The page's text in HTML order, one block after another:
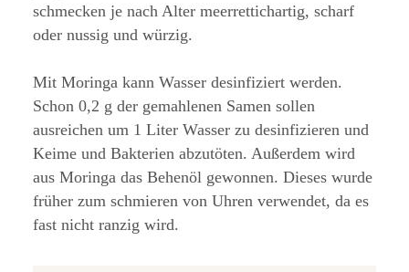
schmecken je nach Alter meerrettichartig, scharf
oder nussig und würzig.
Mit Moringa kann Wasser desinfiziert werden.
Schon 0,2 g der gemahlenen Samen sollen
ausreichen um 1 Liter Wasser zu desinfizieren und
Keime und Bakterien abzutöten. Außerdem wird
aus Moringa das Behenöl gewonnen. Dieses wurde
früher zum schmieren von Uhren verwendet, da es
fast nicht ranzig wird.